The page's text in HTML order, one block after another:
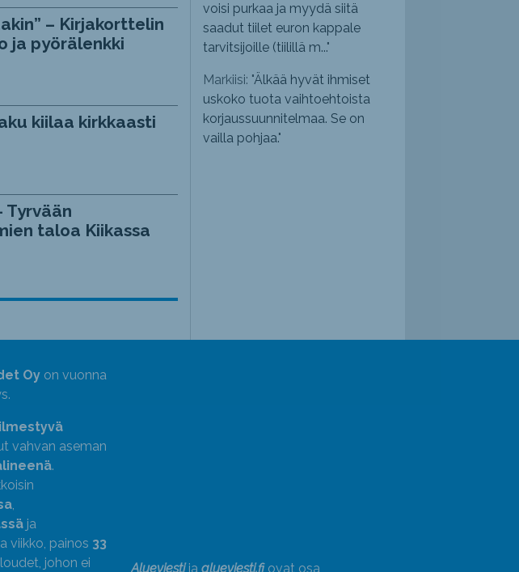
– Kirjakorttelin
ja pyörälenkki
kiilaa kirkkaasti
Tyrvään
taloa Kiikassa
voisi purkaa ja myydä siitä
saadut tiilet euron kappale
tarvitsijoille (tiilillä m..."
Markiisi: "Älkää hyvät ihmiset
uskoko tuota vaihtoehtoista
korjaussuunnitelmaa. Se on
vailla pohjaa."
Oyon vuonna
vahvan aseman
.
,
ja
viikko, painos 33
johon ei Alueviestija alueviesti.fiovat osa